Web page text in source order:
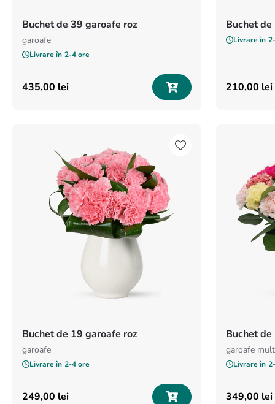
Buchet de 39 garoafe roz
garoafe
Livrare în 2-4 ore
435,00 lei
Buchet
Livrare în
210,00 lei
Buchet de 19 garoafe roz
garoafe
Livrare în 2-4 ore
249,00 lei
Buchet
garoafe
Livrare în
349,00 lei